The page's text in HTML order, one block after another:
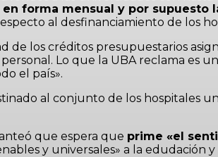
forma mensual y por supuesto
al desfinanciamiento de los
de los créditos presupuestarios
Lo que la UBA reclama es
el país».
al conjunto de los hospitales
que espera que prime «el
y universales» a la edudación y